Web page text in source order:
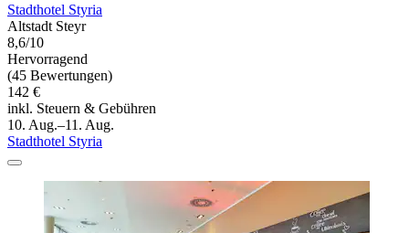
Stadthotel Styria
Altstadt Steyr
8,6/10
Hervorragend
(45 Bewertungen)
142 €
inkl. Steuern & Gebühren
10. Aug.–11. Aug.
Stadthotel Styria